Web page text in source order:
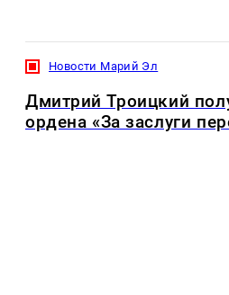
Новости Марий Эл
Дмитрий Троицкий
ордена «За заслуги